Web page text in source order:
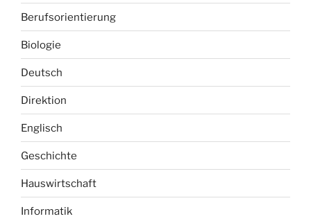
Berufsorientierung
Biologie
Deutsch
Direktion
Englisch
Geschichte
Hauswirtschaft
Informatik